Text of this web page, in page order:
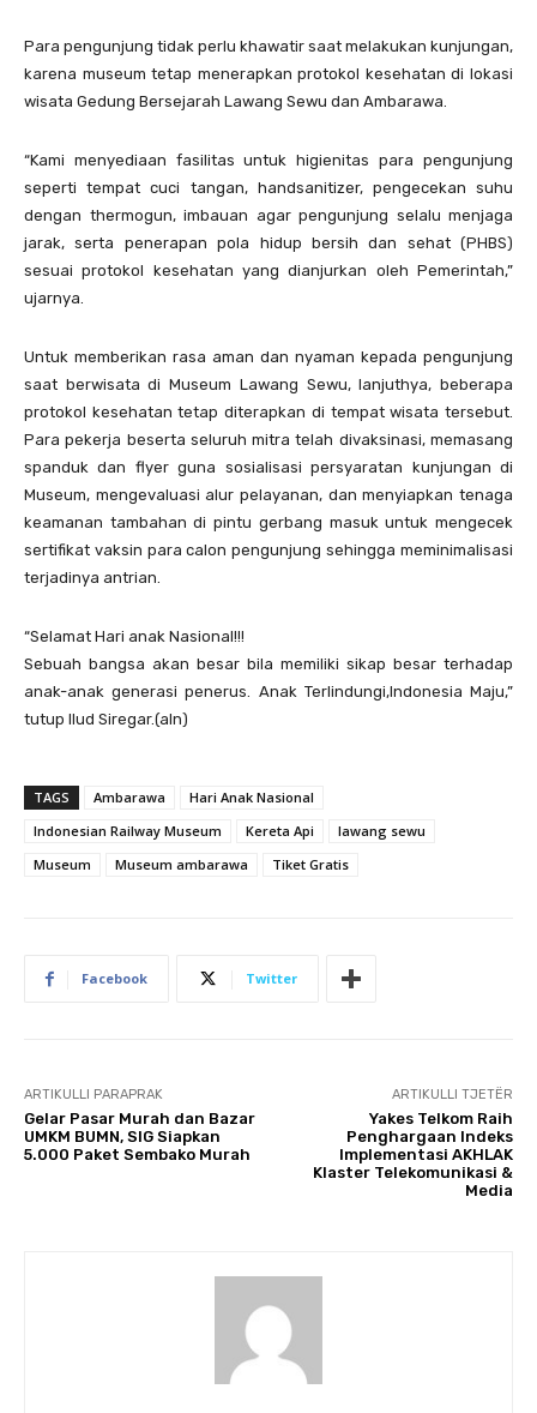
Para pengunjung tidak perlu khawatir saat melakukan kunjungan,
karena museum tetap menerapkan protokol kesehatan di lokasi
wisata Gedung Bersejarah Lawang Sewu dan Ambarawa.
“Kami menyediaan fasilitas untuk higienitas para pengunjung
seperti tempat cuci tangan, handsanitizer, pengecekan suhu
dengan thermogun, imbauan agar pengunjung selalu menjaga
jarak, serta penerapan pola hidup bersih dan sehat (PHBS)
sesuai protokol kesehatan yang dianjurkan oleh Pemerintah,”
ujarnya.
Untuk memberikan rasa aman dan nyaman kepada pengunjung
saat berwisata di Museum Lawang Sewu, lanjuthya, beberapa
protokol kesehatan tetap diterapkan di tempat wisata tersebut.
Para pekerja beserta seluruh mitra telah divaksinasi, memasang
spanduk dan flyer guna sosialisasi persyaratan kunjungan di
Museum, mengevaluasi alur pelayanan, dan menyiapkan tenaga
keamanan tambahan di pintu gerbang masuk untuk mengecek
sertifikat vaksin para calon pengunjung sehingga meminimalisasi
terjadinya antrian.
“Selamat Hari anak Nasional!!!
Sebuah bangsa akan besar bila memiliki sikap besar terhadap
anak-anak generasi penerus. Anak Terlindungi,Indonesia Maju,”
tutup Ilud Siregar.(aln)
TAGS Ambarawa
Hari Anak Nasional
Indonesian Railway Museum
Kereta Api
lawang sewu
Museum
Museum ambarawa Tiket Gratis
Facebook Twitter
ARTIKULLI PARAPRAK
Gelar Pasar Murah dan Bazar
UMKM BUMN, SIG Siapkan
5.000 Paket Sembako Murah
ARTIKULLI TJETËR
Yakes Telkom Raih
Penghargaan Indeks
Implementasi AKHLAK
Klaster Telekomunikasi &
Media